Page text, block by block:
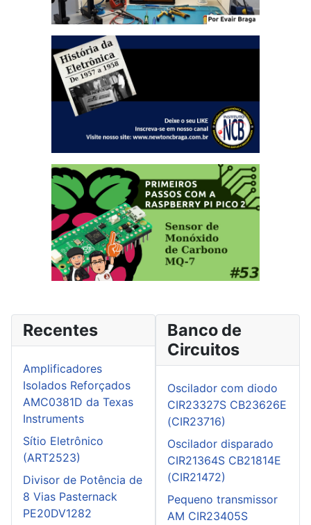
Recentes
Amplificadores
Isolados Reforçados
AMC0381D da Texas
Instruments
Sítio Eletrônico
(ART2523)
Divisor de Potência de
8 Vias Pasternack
PE20DV1282
Banco de
Circuitos
Oscilador com diodo
CIR23327S CB23626E
(CIR23716)
Oscilador disparado
CIR21364S CB21814E
(CIR21472)
Pequeno transmissor
AM CIR23405S